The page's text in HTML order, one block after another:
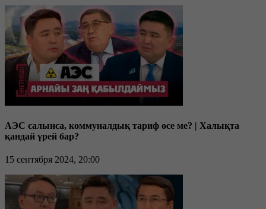
АЭС салынса, коммуналдық тариф өсе ме? | Халықта
қандай үрей бар?
15 сентября 2024, 20:00